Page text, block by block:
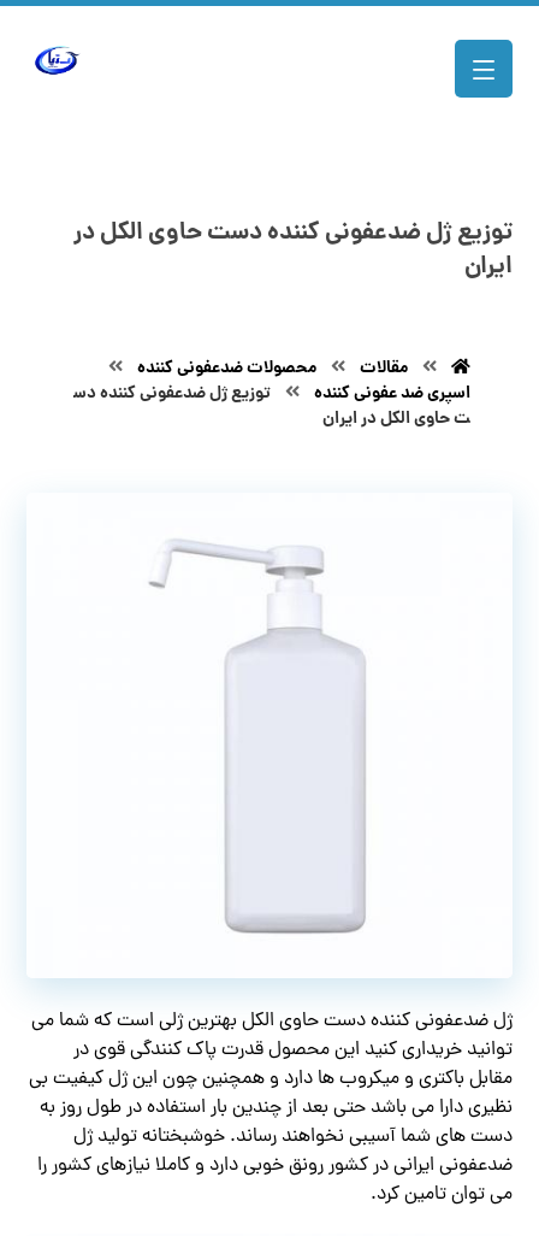
توزیع ژل ضدعفونی کننده دست حاوی الکل در
ایران
مقالات
محصولات ضدعفونی کننده
اسپری ضد عفونی کننده
توزیع ژل ضدعفونی کننده دس
ت حاوی الکل در ایران
ژل ضدعفونی کننده دست حاوی الکل بهترین ژلی است که شما می
توانید خریداری کنید این محصول قدرت پاک کنندگی قوی در
مقابل باکتری و میکروب ها دارد و همچنین چون این ژل کیفیت بی
نظیری دارا می باشد حتی بعد از چندین بار استفاده در طول روز به
دست های شما آسیبی نخواهند رساند. خوشبختانه تولید ژل
ضدعفونی ایرانی در کشور رونق خوبی دارد و کاملا نیازهای کشور را
می توان تامین کرد.